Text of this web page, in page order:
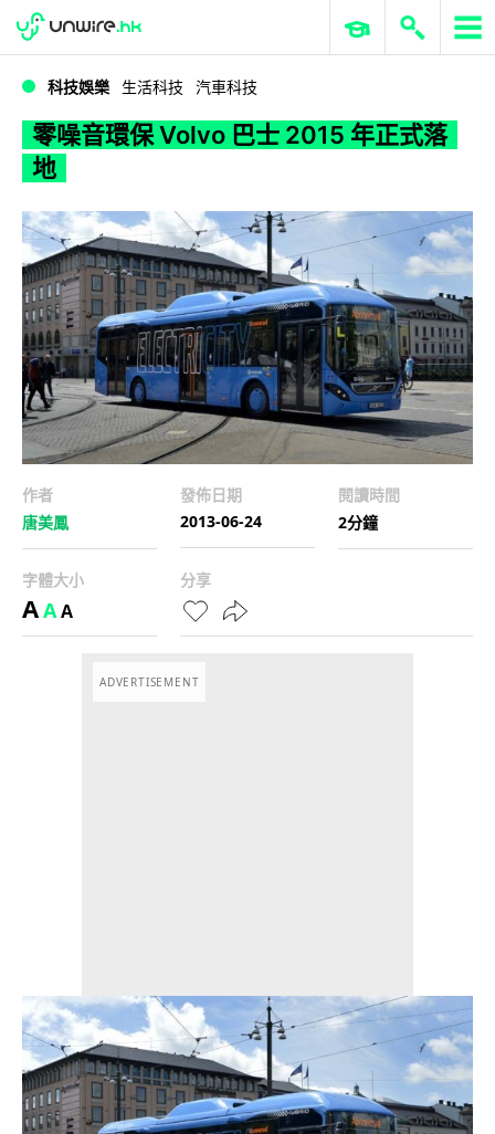
零噪音環保 Volvo 巴士 2015 年正式落地
WWDC 2026 ERP 與商業 AI
科技娛樂 生活科技 汽車科技
零噪音環保 Volvo 巴士 2015 年正式落
地
作者
唐美鳳
發佈日期
2013-06-24
閱讀時間
2分鐘
字體大小
AAA
分享
ADVERTISEMENT